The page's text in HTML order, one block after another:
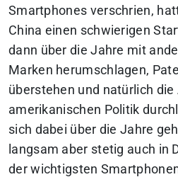
Smartphones verschrien,
China einen schwierigen
dann über die Jahre mit
Marken herumschlagen,
überstehen und natürlich die
amerikanischen Politik
sich dabei über die Jahre
langsam aber stetig auch in
der wichtigsten